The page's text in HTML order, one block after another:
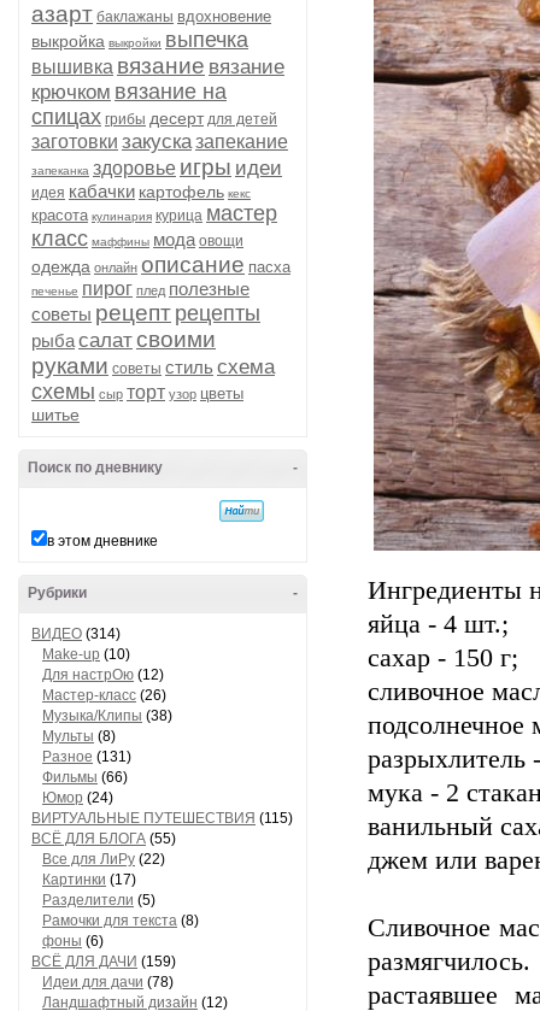
азарт баклажаны вдохновение
выкройка выкройки выпечка
вышивка вязание вязание
крючком вязание на
спицах грибы десерт для детей
заготовки закусказапекание
запеканка здоровье игры идеи
идея кабачки картофель кекс
красота кулинария курица мастер
класс маффины мода овощи
одежда онлайн описание пасха
печенье пирог плед полезные
советы рецепт рецепты
рыбасалатсвоими
руками советы стильсхема
схемы сыр торт узор цветы
шитье
-
Поиск по дневнику
в этом дневнике
-
Рубрики
ВИДЕО (314)
Make-up (10)
Для настрОю (12)
Мастер-класс (26)
Музыка/Клипы (38)
Мульты (8)
Разное (131)
Фильмы (66)
Юмор (24)
ВИРТУАЛЬНЫЕ ПУТЕШЕСТВИЯ (115)
ВСЁ ДЛЯ БЛОГА (55)
Все для ЛиРу (22)
Картинки (17)
Разделители (5)
Рамочки для текста (8)
фоны (6)
ВСЁ ДЛЯ ДАЧИ (159)
Идеи для дачи (78)
Ландшафтный дизайн (12)
Ингредиенты
яйца - 4 шт.;
сахар - 150 г;
сливочное
подсолнечное
разрыхлитель
мука - 2
ванильный
джем или
Сливочное
растаявшее